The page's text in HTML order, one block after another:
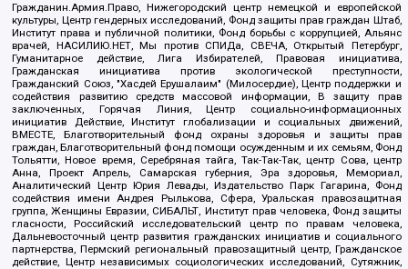
Гражданин.Армия.Право, Нижегородский центр немецкой и европейской
культуры, Центр гендерных исследований, Фонд защиты прав граждан Штаб,
Институт права и публичной политики, Фонд борьбы с коррупцией, Альянс
врачей, НАСИЛИЮ.НЕТ, Мы против СПИДа, СВЕЧА, Открытый Петербург,
Гуманитарное действие, Лига Избирателей, Правовая инициатива,
Гражданская инициатива против экологической преступности,
Гражданский Союз, "Хасдей Ерушалаим" (Милосердие), Центр поддержки и
содействия развитию средств массовой информации, В защиту прав
заключенных, Горячая Линия, Центр социально-информационных
инициатив Действие, Институт глобализации и социальных движений,
ВМЕСТЕ, Благотворительный фонд охраны здоровья и защиты прав
граждан, Благотворительный фонд помощи осужденным и их семьям, Фонд
Тольятти, Новое время, Серебряная тайга, Так-Так-Так, центр Сова, центр
Анна, Проект Апрель, Самарская губерния, Эра здоровья, Мемориал,
Аналитический Центр Юрия Левады, Издательство Парк Гагарина, Фонд
содействия имени Андрея Рылькова, Сфера, Уральская правозащитная
группа, Женщины Евразии, СИБАЛЬТ, Институт прав человека, Фонд защиты
гласности, Российский исследовательский центр по правам человека,
Дальневосточный центр развития гражданских инициатив и социального
партнерства, Пермский региональный правозащитный центр, Гражданское
действие, Центр независимых социологических исследований, Сутяжник,